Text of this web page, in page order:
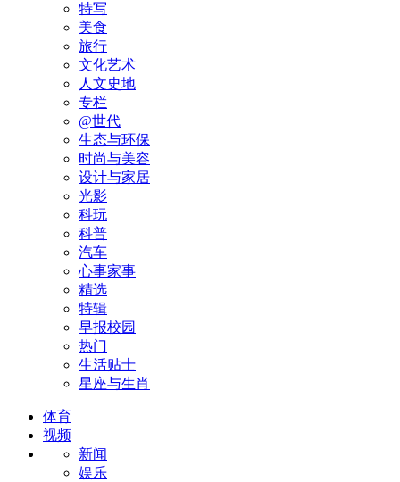
特写
美食
旅行
文化艺术
人文史地
专栏
@世代
生态与环保
时尚与美容
设计与家居
光影
科玩
科普
汽车
心事家事
精选
特辑
早报校园
热门
生活贴士
星座与生肖
体育
视频
新闻
娱乐